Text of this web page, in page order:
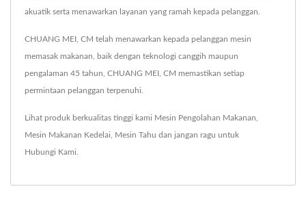
akuatik serta menawarkan layanan yang ramah kepada pelanggan.
CHUANG MEI, CM telah menawarkan kepada pelanggan mesin
memasak makanan, baik dengan teknologi canggih maupun
pengalaman 45 tahun, CHUANG MEI, CM memastikan setiap
permintaan pelanggan terpenuhi.
Lihat produk berkualitas tinggi kami Mesin Pengolahan Makanan
Mesin Makanan Kedelai Mesin Tahu dan jangan ragu untuk
Hubungi Kami